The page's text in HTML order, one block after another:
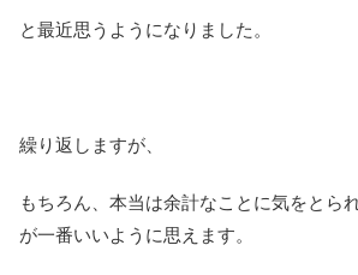
と最近思うようになりました。
繰り返しますが、
もちろん、本当は余計なことに気をとら
が一番いいように思えます。